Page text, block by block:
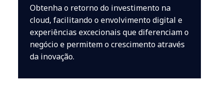
Obtenha o retorno do investimento na
cloud, facilitando o envolvimento digital e
experiências excecionais que diferenciam o
negócio e permitem o crescimento através
da inovação.